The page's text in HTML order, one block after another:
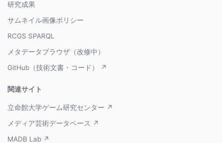
研究成果
サムネイル画像ポリシー
RCGS SPARQL
メタデータブラウザ（改修中）
GitHub（技術文書・コード） ↗
関連サイト
立命館大学ゲーム研究センター ↗
メディア芸術データベース ↗
MADB Lab ↗